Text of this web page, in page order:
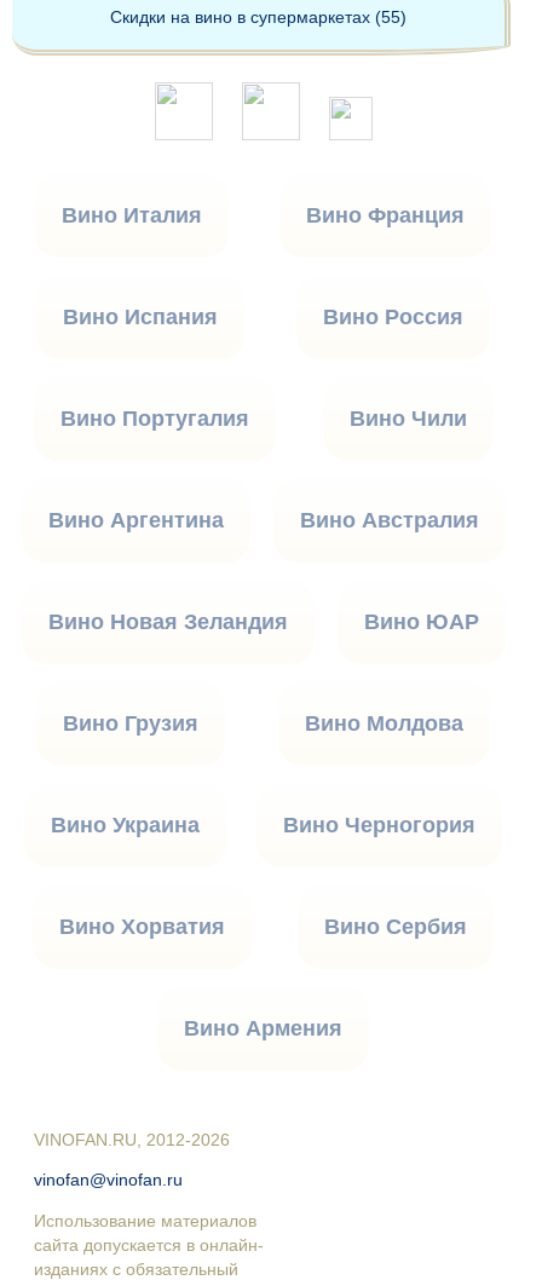
Скидки на вино в супермаркетах (55)
Вино Италия Вино Франция
Вино Испания Вино Россия
Вино Португалия Вино Чили
Вино Аргентина Вино Австралия
Вино Новая Зеландия Вино ЮАР
Вино Грузия Вино Молдова
Вино Украина Вино Черногория
Вино Хорватия Вино Сербия
Вино Армения
VINOFAN.RU, 2012-2026
vinofan@vinofan.ru
Использование материалов
сайта допускается в онлайн-
изданиях с обязательный